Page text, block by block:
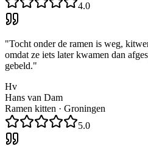
4.0
"Tocht onder de ramen is weg,
omdat ze iets later kwamen dan
gebeld."
Hv
Hans van Dam
Ramen kitten · Groningen
5.0